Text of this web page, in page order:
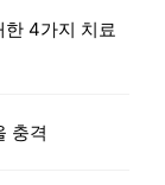
4가지 치료
충격